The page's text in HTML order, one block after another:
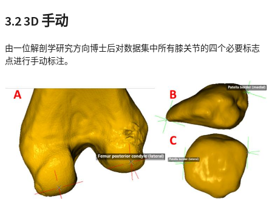
3.2 3D 手动
由一位解剖学研究方向博士后对数据集中所有膝关节的四个必要标志
点进行手动标注。